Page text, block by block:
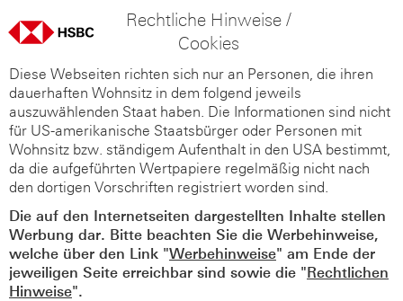
Rechtliche Hinweise /
Cookies
Diese Webseiten richten sich nur an Personen, die ihren
dauerhaften Wohnsitz in dem folgend jeweils
auszuwählenden Staat haben. Die Informationen sind nicht
für US-amerikanische Staatsbürger oder Personen mit
Wohnsitz bzw. ständigem Aufenthalt in den USA bestimmt,
da die aufgeführten Wertpapiere regelmäßig nicht nach
den dortigen Vorschriften registriert worden sind.
Die auf den Internetseiten dargestellten Inhalte stellen
Werbung dar. Bitte beachten Sie die Werbehinweise,
welche über den Link "Werbehinweise" am Ende der
jeweiligen Seite erreichbar sind sowie die "Rechtlichen
Hinweise".